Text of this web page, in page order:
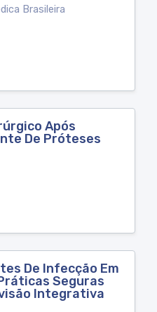
Brasileira
Após
De Próteses
De Infecção Em
Seguras
Integrativa